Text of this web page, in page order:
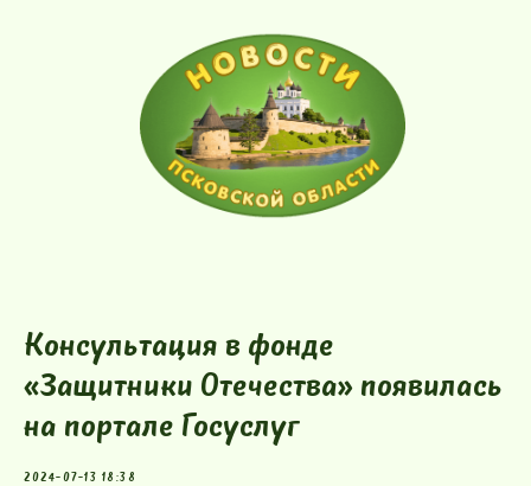
Консультация в фонде
«Защитники Отечества» появилась
на портале Госуслуг
2024-07-13 18:38